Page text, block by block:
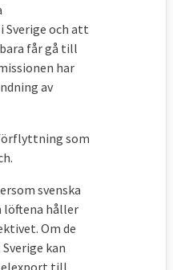
Sverige och att
får gå till
har
av
som
svenska
löftena håller
Om de
kan
elexport till